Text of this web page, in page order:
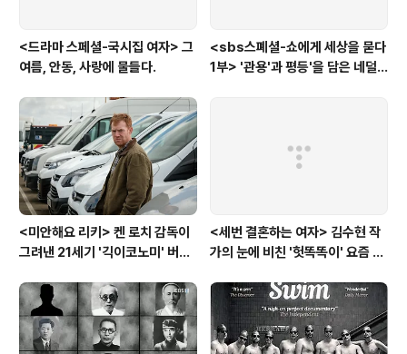
<드라마 스페셜-국시집 여자> 그
여름, 안동, 사랑에 물들다.
<sbs스폐셜-쇼에게 세상을 묻다
1부> '관용'과 평등'을 담은 네덜
<미안해요 리키> 켄 로치 감독이
그려낸 21세기 '긱이코노미' 버전
<세번 결혼하는 여자> 김수현 작
가의 눈에 비친 '헛똑똑이' 요즘 여